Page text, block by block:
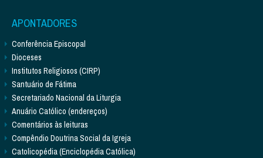
APONTADORES
Conferência Episcopal
Dioceses
Institutos Religiosos (CIRP)
Santuário de Fátima
Secretariado Nacional da Liturgia
Anuário Católico (endereços)
Comentários às leituras
Compêndio Doutrina Social da Igreja
Catolicopédia (Enciclopédia Católica)